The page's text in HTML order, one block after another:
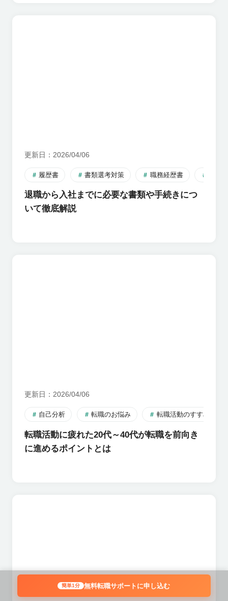
更新日 2026/04/06
履歴書 書類選考対策 職務経歴書
退職から入社までに必要な書類や手続きにつ
いて徹底解説
更新日 2026/04/06
自己分析 転職のお悩み 転職活動のすすめ方
転職活動に疲れた20代～40代が転職を前向き
に進めるポイントとは
簡単1分 無料転職サポートに申し込む